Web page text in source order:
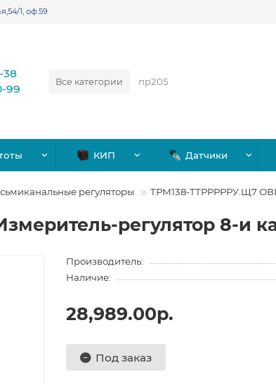
1, оф.59
Все категории
38
99
КИП Датчики
регуляторы ТРМ138-ТТРРРРРУ.Щ7
регулятор 8-и
Производитель:
Наличие:
28,989.00р.
Под заказ